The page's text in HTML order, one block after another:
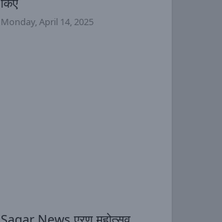
Monday, April 14, 2025